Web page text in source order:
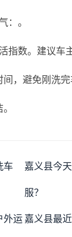
：。
指数。建议车
，避免刚洗完
车 嘉义县今
服？
外运 嘉义县最